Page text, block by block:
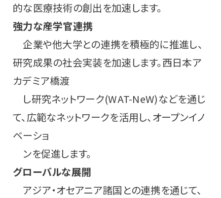
的な医療技術の創出を加速します。
強力な産学官連携
企業や他大学との連携を積極的に推進し、
研究成果の社会実装を加速します。西日本ア
カデミア橋渡
し研究ネットワーク(WAT-NeW)などを通じ
て、広範なネットワークを活用し、オープンイノ
ベーショ
ンを促進します。
グローバルな展開
アジア・オセアニア諸国との連携を通じて、